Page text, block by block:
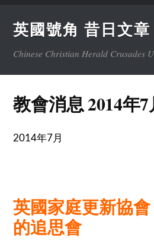
英國號角 昔日文章
Chinese Christian Herald Crusades
教會消息 2014年7
2014年7月
英國家庭更新協
的追思會